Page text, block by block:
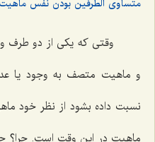
متساوی الطرفین بودن نفس
وقتی که یکی از دو طرف
و ماهیت متصف به وجود یا
نسبت داده بشود از نظر خود
ماهیت در این وقت است. چرا؟